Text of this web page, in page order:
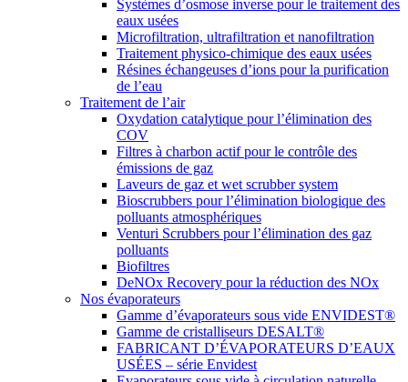
Systèmes d’osmose inverse pour le traitement des
eaux usées
Microfiltration, ultrafiltration et nanofiltration
Traitement physico-chimique des eaux usées
Résines échangeuses d’ions pour la purification
de l’eau
Traitement de l’air
Oxydation catalytique pour l’élimination des
COV
Filtres à charbon actif pour le contrôle des
émissions de gaz
Laveurs de gaz et wet scrubber system
Bioscrubbers pour l’élimination biologique des
polluants atmosphériques
Venturi Scrubbers pour l’élimination des gaz
polluants
Biofiltres
DeNOx Recovery pour la réduction des NOx
Nos évaporateurs
Gamme d’évaporateurs sous vide ENVIDEST®
Gamme de cristalliseurs DESALT®
FABRICANT D’ÉVAPORATEURS D’EAUX
USÉES – série Envidest